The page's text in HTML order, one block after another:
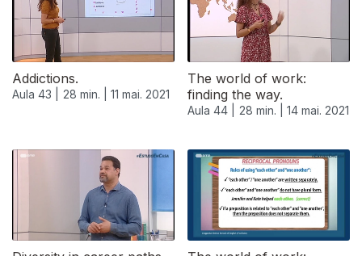
Addictions.
Aula 43 | 28 min. | 11 mai. 2021
The world of work:
finding the way.
Aula 44 | 28 min. | 14 mai. 2021
545713